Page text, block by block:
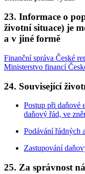
23. Informace o
životní situace) je
a v jiné formě
Finanční správa České
Ministerstvo financí
24. Související
Postup při daňové
daňový řád, ve
Podávání řádných
Zastupování
25. Za správnost